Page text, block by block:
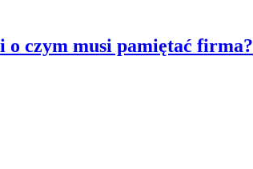
o czym musi pamiętać firma?